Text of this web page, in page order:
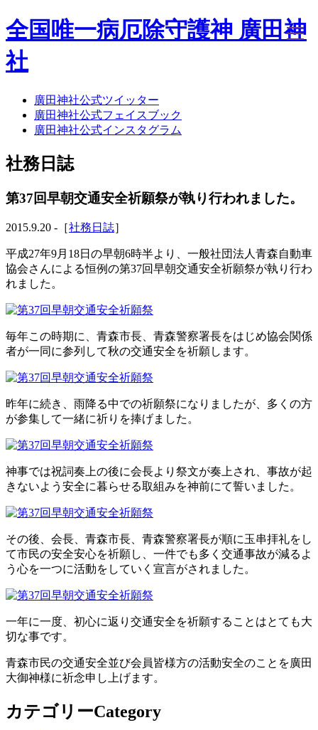
全国唯一病厄除守護神 廣田神
社
ホーム
社務日誌
お知らせ
年間祭事のご案内
お願いごと
神前結婚式
ご相談
八甲田山神社
海葬
古墳型合葬
奉祝記念事業
お問い合わせ
廣田神社公式ツイッター
廣田神社公式フェイスブック
廣田神社公式インスタグラム
社務日誌
第37回早朝交通安全祈願祭が執り行われました。
2015.9.20 -［社務日誌］
平成27年9月18日の早朝6時半より、一般社団法人青森自動車
協会さんによる恒例の第37回早朝交通安全祈願祭が執り行わ
れました。
毎年この時期に、青森市長、青森警察署長をはじめ協会関係
者が一同に参列して秋の交通安全を祈願します。
昨年に続き、雨降る中での祈願祭になりましたが、多くの方
が参集して一緒に祈りを捧げました。
神事では祝詞奏上の後に会長より祭文が奏上され、事故が起
きないよう安全に暮らせる取組みを神前にて誓いました。
その後、会長、青森市長、青森警察署長が順に玉串拝礼をし
て市民の安全安心を祈願し、一件でも多く交通事故が減るよ
う心を一つに活動をしていく宣言がされました。
一年に一度、初心に返り交通安全を祈願することはとても大
切な事です。
青森市民の交通安全並び会員皆様方の活動安全のことを廣田
大御神様に祈念申し上げます。
カテゴリーCategory